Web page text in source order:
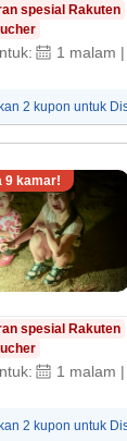
spesial Rakuten
1 malam |
2 kupon untuk
9 kamar!
spesial Rakuten
1 malam |
2 kupon untuk